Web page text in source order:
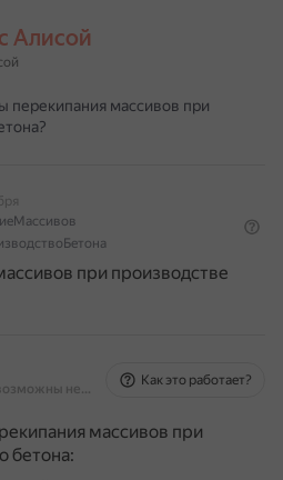
с Алисой
перекипания массивов при
при производстве
На основе источников, возможны неточности
Как это работает?
массивов при
бетона: